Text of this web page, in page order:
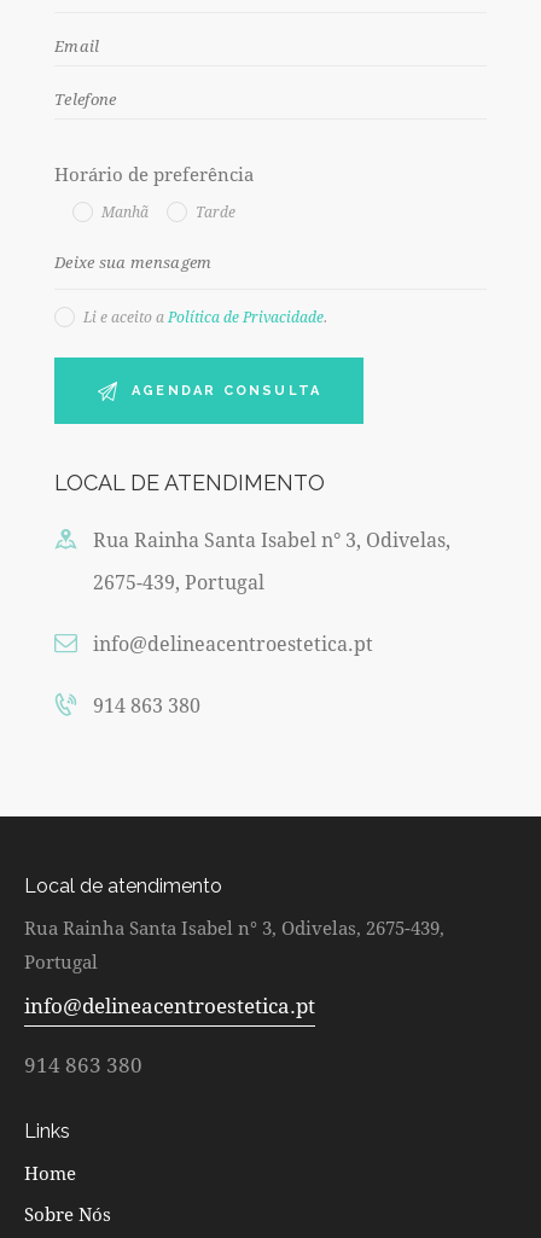
Horário de preferência
Manhã Tarde
Li e aceito a Política de Privacidade.
LOCAL DE ATENDIMENTO
Rua Rainha Santa Isabel n° 3, Odivelas,
2675-439, Portugal
info@delineacentroestetica.pt
914 863 380
Local de atendimento
Rua Rainha Santa Isabel n° 3, Odivelas, 2675-439,
Portugal
info@delineacentroestetica.pt
914 863 380
Links
Home
Sobre Nós